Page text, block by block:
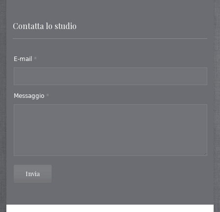
Contatta lo studio
E-mail *
Messaggio *
Invia